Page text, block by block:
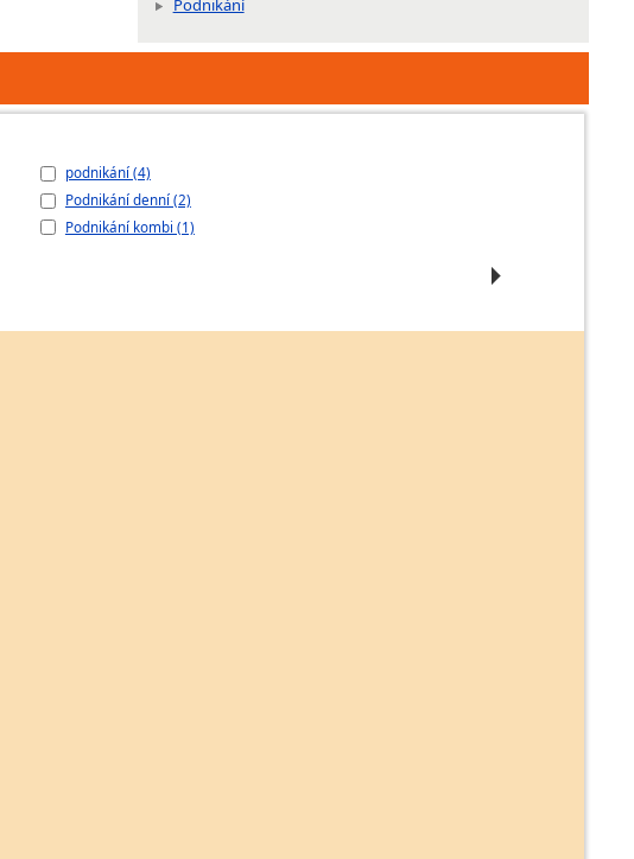
Podnikání
podnikání (4)
Podnikání denní (2)
Podnikání kombi (1)